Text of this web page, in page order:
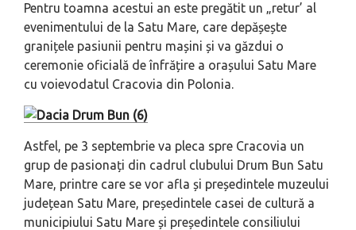
Pentru toamna acestui an este pregătit un „retur’ al
evenimentului de la Satu Mare, care depășește
granițele pasiunii pentru mașini și va găzdui o
ceremonie oficială de înfrățire a orașului Satu Mare
cu voievodatul Cracovia din Polonia.
Astfel, pe 3 septembrie va pleca spre Cracovia un
grup de pasionați din cadrul clubului Drum Bun Satu
Mare, printre care se vor afla și președintele muzeului
județean Satu Mare, președintele casei de cultură a
municipiului Satu Mare și președintele consiliului